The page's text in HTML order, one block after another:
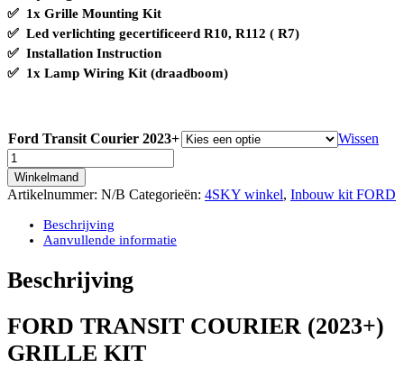
✅ 1x Grille Mounting Kit
✅ Led verlichting gecertificeerd R10, R112 ( R7)
✅ Installation Instruction
✅ 1x Lamp Wiring Kit (draadboom)
Ford Transit Courier 2023+
Wissen
FORD
TRANSIT
COURIER
(2023+)
GRILLE
KIT
LAZER
LINEAR-
LIGHTBAR
aantal
Winkelmand
Artikelnummer: N/B Categorieën: 4SKY winkel, Inbouw kit FORD
Beschrijving
Aanvullende informatie
Beschrijving
FORD TRANSIT COURIER (2023+)
GRILLE KIT